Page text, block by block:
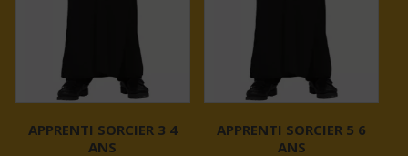
APPRENTI SORCIER 3 4
ANS
APPRENTI SORCIER 5 6
ANS